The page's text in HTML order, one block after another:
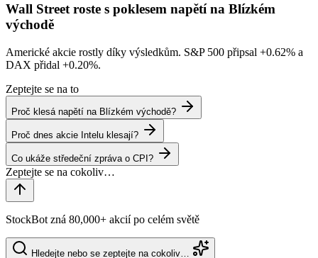
Wall Street roste s poklesem napětí na Blízkém
východě
Americké akcie rostly díky výsledkům. S&P 500 připsal +0.62% a
DAX přidal +0.20%.
Zeptejte se na to
Proč klesá napětí na Blízkém východě?
Proč dnes akcie Intelu klesají?
Co ukáže středeční zpráva o CPI?
StockBot zná 80,000+ akcií po celém světě
Hledejte nebo se zeptejte na cokoliv…